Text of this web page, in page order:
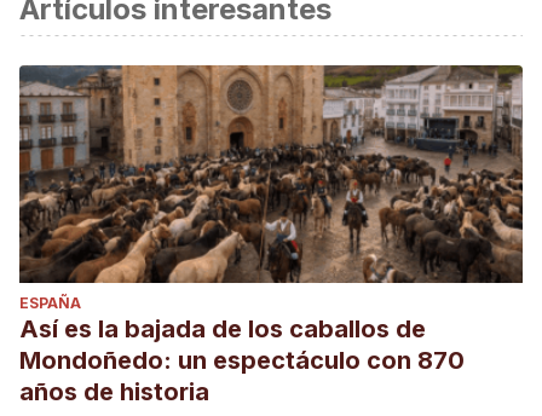
Artículos interesantes
ESPAÑA
Así es la bajada de los caballos de
Mondoñedo: un espectáculo con 870
años de historia